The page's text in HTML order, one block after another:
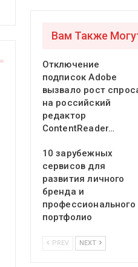
Вам Также
Отключение
подписок Adobe
вызвало рост
на российский
редактор
ContentReader…
10 зарубежных
сервисов для
развития личного
бренда и
профессионального
портфолио
PREV NEXT